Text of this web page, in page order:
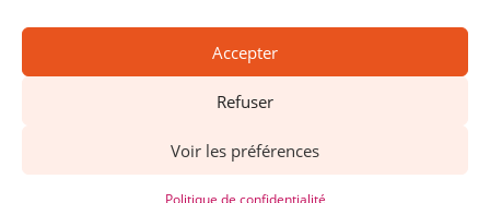
Accepter
Refuser
Voir les préférences
Politique de confidentialité